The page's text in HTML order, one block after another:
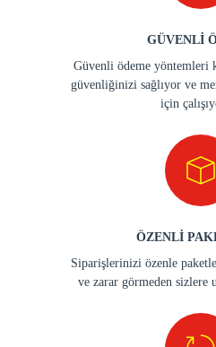
GÜVENLİ
Güvenli ödeme yöntemleri
güvenliğinizi sağlıyor ve
için
ÖZENLİ
Siparişlerinizi özenle
ve zarar görmeden sizlere